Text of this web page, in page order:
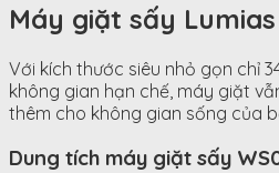
Máy giặt sấy
Với kích thước siêu nhỏ gọn chỉ
không gian hạn chế, máy giặt
thêm cho không gian sống của
Dung tích máy giặt sấy